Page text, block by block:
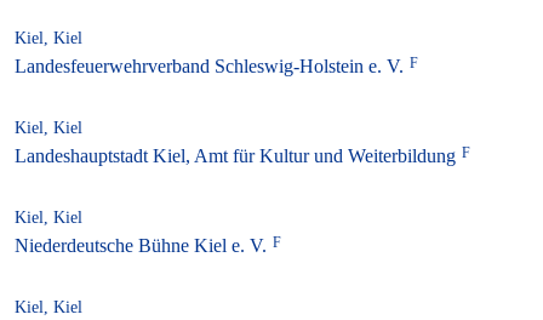
Kiel, Kiel
Landesfeuerwehrverband Schleswig-Holstein e. V.
Kiel, Kiel
Landeshauptstadt Kiel, Amt für Kultur und Weiterbildung
Kiel, Kiel
Niederdeutsche Bühne Kiel e. V.
Kiel, Kiel